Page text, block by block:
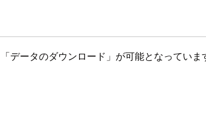
データのダウンロード」が可能となっていま